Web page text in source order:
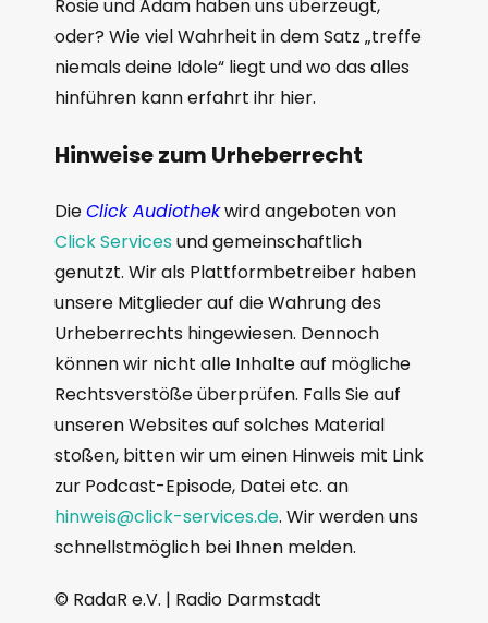
Rosie und Adam haben uns überzeugt,
oder? Wie viel Wahrheit in dem Satz „treffe
niemals deine Idole“ liegt und wo das alles
hinführen kann erfahrt ihr hier.
Hinweise zum Urheberrecht
DieClick Audiothekwird angeboten von
Click Servicesund gemeinschaftlich
genutzt. Wir als Plattformbetreiber haben
unsere Mitglieder auf die Wahrung des
Urheberrechts hingewiesen. Dennoch
können wir nicht alle Inhalte auf mögliche
Rechtsverstöße überprüfen. Falls Sie auf
unseren Websites auf solches Material
stoßen, bitten wir um einen Hinweis mit Link
zur Podcast-Episode, Datei etc. an
hinweis@click-services.de. Wir werden uns
schnellstmöglich bei Ihnen melden.
© RadaR e.V. | Radio Darmstadt